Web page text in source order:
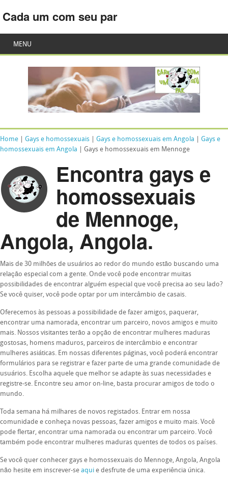
Cada um com seu par
MENU
Home Gays e homossexuais Gays e homossexuais em Angola
Gays e
homossexuais em Angola | Gays e homossexuais em Mennoge
Encontra gays e
homossexuais
de Mennoge,
Angola, Angola.
Mais de 30 milhões de usuários ao redor do mundo estão buscando uma
relação especial com a gente. Onde você pode encontrar muitas
possibilidades de encontrar alguém especial que você precisa ao seu lado?
Se você quiser, você pode optar por um intercâmbio de casais.
Oferecemos às pessoas a possibilidade de fazer amigos, paquerar,
encontrar uma namorada, encontrar um parceiro, novos amigos e muito
mais. Nossos visitantes terão a opção de encontrar mulheres maduras
gostosas, homens maduros, parceiros de intercâmbio e encontrar
mulheres asiáticas. Em nossas diferentes páginas, você poderá encontrar
formulários para se registrar e fazer parte de uma grande comunidade de
usuários. Escolha aquele que melhor se adapte às suas necessidades e
registre-se. Encontre seu amor on-line, basta procurar amigos de todo o
mundo.
Toda semana há milhares de novos registados. Entrar em nossa
comunidade e conheça novas pessoas, fazer amigos e muito mais. Você
pode flertar, encontrar uma namorada ou encontrar um parceiro. Você
também pode encontrar mulheres maduras quentes de todos os países.
Se você quer conhecer gays e homossexuais do Mennoge, Angola, Angola
não hesite em inscrever-se aqui e desfrute de uma experiência única.